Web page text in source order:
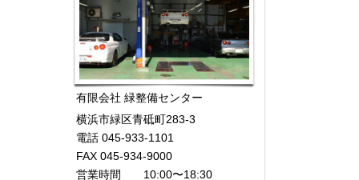
有限会社 緑整備センター
横浜市緑区青砥町283-3
電話 045-933-1101
FAX 045-934-9000
営業時間 10:00〜18:30